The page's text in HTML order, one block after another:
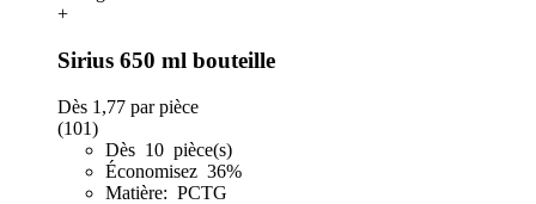
+
Sirius 650 ml bouteille
Dès 1,77 par pièce
(101)
Dès 10 pièce(s)
Économisez 36%
Matière: PCTG